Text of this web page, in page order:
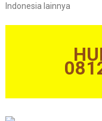
Indonesia lainnya